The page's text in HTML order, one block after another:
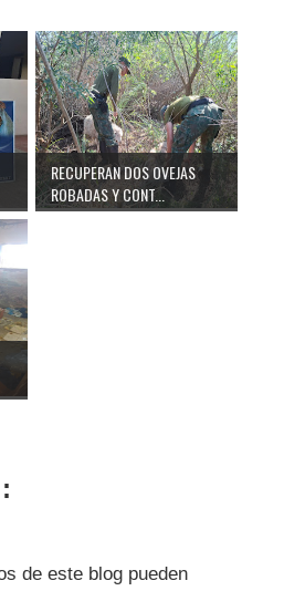
RECUPERAN DOS OVEJAS
ROBADAS Y CONT...
de este blog pueden